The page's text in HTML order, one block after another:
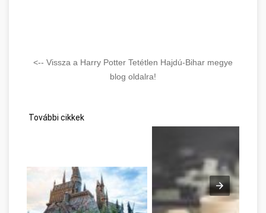
<-- Vissza a Harry Potter Tetétlen Hajdú-Bihar megye
blog oldalra!
További cikkek